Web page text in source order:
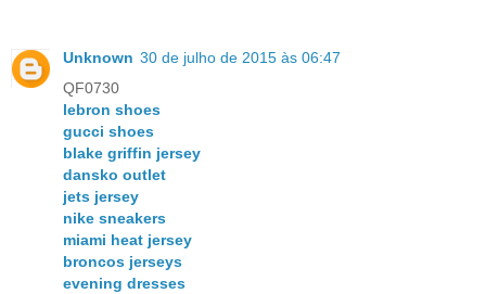
Unknown 30 de julho de 2015 às 06:47
QF0730
lebron shoes
gucci shoes
blake griffin jersey
dansko outlet
jets jersey
nike sneakers
miami heat jersey
broncos jerseys
evening dresses